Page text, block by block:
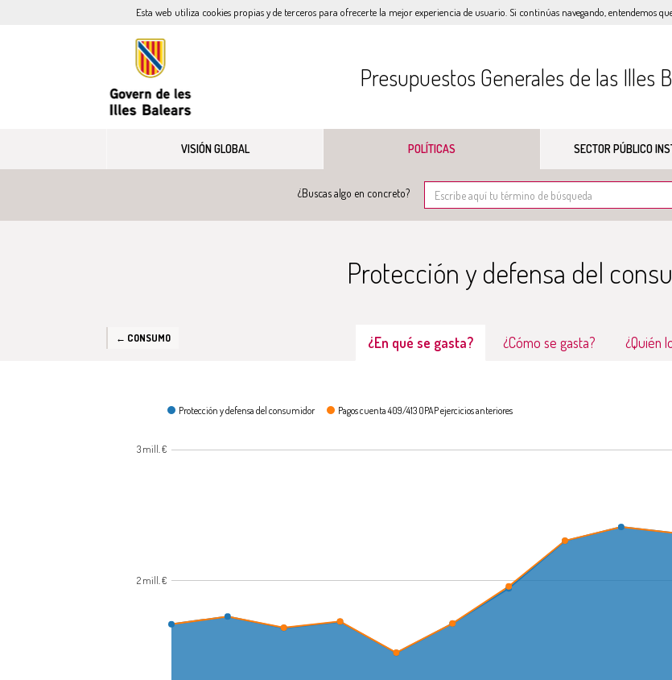
Esta web utiliza cookies propias y de terceros para ofrecerte la mejor experiencia de usuario. Si continúas navegando, entendemos que
Presupuestos Generales de las Illes
VISIÓN GLOBAL POLÍTICAS SECTOR PÚBLICO
¿Buscas algo en concreto?
← CONSUMO
Protección y defensa del
¿En qué se gasta? ¿Cómo se gasta? ¿Quién
Protección y defensa del consumidor Pagos cuenta 409/413 OPAP ejercicios anteriores
2 mill. €
3 mill. €